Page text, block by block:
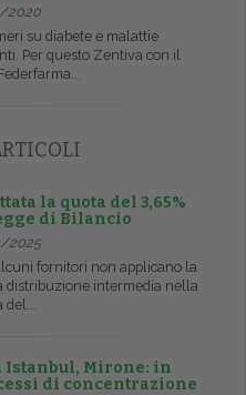
2020
su diabete e malattie
Per questo Zentiva con il
la quota del 3,65%
di Bilancio
2025
fornitori non applicano la
distribuzione intermedia nella
del...
Istanbul, Mirone: in
di concentrazione